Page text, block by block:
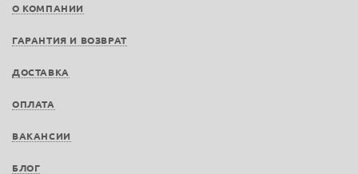
О КОМПАНИИ
ГАРАНТИЯ И ВОЗВРАТ
ДОСТАВКА
ОПЛАТА
ВАКАНСИИ
БЛОГ